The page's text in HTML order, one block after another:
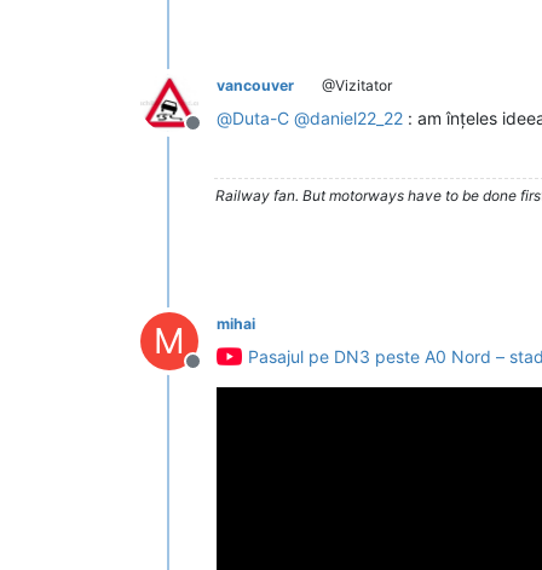
Deconectat
vancouver @Vizitator
@Duta-C @daniel22_22 : am înțeles
Railway fan. But motorways have to be done
M
Deconectat
mihai
Pasajul pe DN3 peste A0 Nord –